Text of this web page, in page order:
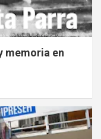
memoria en